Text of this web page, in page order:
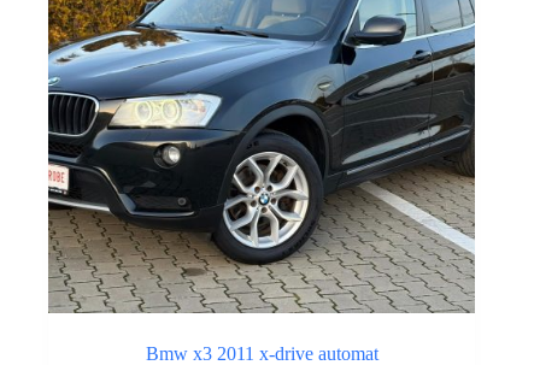
Bmw x3 2011 x-drive automat